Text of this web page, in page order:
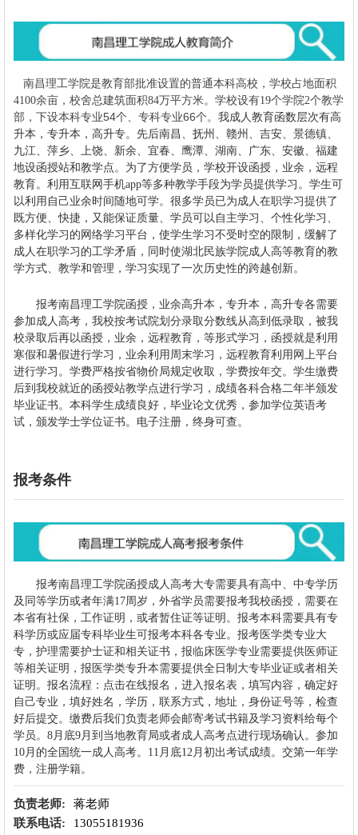
南昌理工学院是教育部批准设置的普通本科高校， 学校占地面积
4100余亩，校舍总建筑面积84万平方米。 学校设有19个学院2个教学
部，下设本科专业54个、专科专业66个。 我成人教育函数层次有高
升本，专升本，高升专。先后南昌、抚州、赣州、吉安、景德镇、
九江、萍乡、上饶、新余、宜春、鹰潭、湖南、广东、安徽、福建
地设函授站和教学点。为了方便学员，学校开设函授，业余，远程
教育。利用互联网手机app等多种教学手段为学员提供学习。学生可
以利用自己业余时间随地可学。很多学员已为成人在职学习提供了
既方便、快捷，又能保证质量、学员可以自主学习、个性化学习、
多样化学习的网络学习平台，使学生学习不受时空的限制，缓解了
成人在职学习的工学矛盾，同时使湖北民族学院成人高等教育的教
学方式、教学和管理，学习实现了一次历史性的跨越创新。
报考南昌理工学院函授，业余高升本，专升本，高升专各需要
参加成人高考，我校按考试院划分录取分数线从高到低录取，被我
校录取后再以函授，业余，远程教育，等形式学习，函授就是利用
寒假和暑假进行学习，业余利用周末学习，远程教育利用网上平台
进行学习。学费严格按省物价局规定收取，学费按年交。学生缴费
后到我校就近的函授站教学点进行学习，成绩各科合格二年半颁发
毕业证书。本科学生成绩良好，毕业论文优秀，参加学位英语考
试，颁发学士学位证书。电子注册，终身可查。
报考条件
报考南昌理工学院函授成人高考大专需要具有高中、中专学历
及同等学历或者年满17周岁，外省学员需要报考我校函授，需要在
本省有社保，工作证明，或者暂住证等证明。报考本科需要具有专
科学历或应届专科毕业生可报考本科各专业。报考医学类专业大
专，护理需要护士证和相关证书，报临床医学专业需要提供医师证
等相关证明，报医学类专升本需要提供全日制大专毕业证或者相关
证明。报名流程：点击在线报名，进入报名表，填写内容，确定好
自己专业，填好姓名，学历，联系方式，地址，身份证号等，检查
好后提交。缴费后我们负责老师会邮寄考试书籍及学习资料给每个
学员。8月底9月到当地教育局或者成人高考点进行现场确认。参加
10月的全国统一成人高考。11月底12月初出考试成绩。交第一年学
费，注册学籍。
负责老师:
蒋老师
联系电话:
13055181936